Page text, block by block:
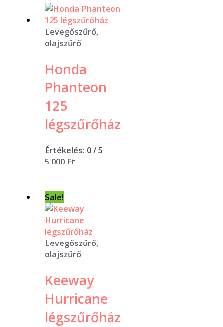
Levegőszűrő,
olajszűrő
Honda
Phanteon
125
légszűrőház
Értékelés: 0/ 5
5 000 Ft
Sale!
Levegőszűrő,
olajszűrő
Keeway
Hurricane
légszűrőház